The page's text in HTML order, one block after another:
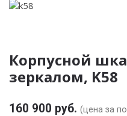
Корпусной
зеркалом, K58
160 900 руб. (цена за